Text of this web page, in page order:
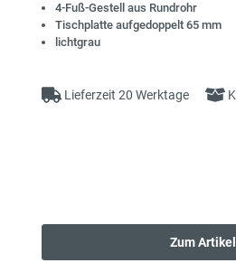
4-Fuß-Gestell aus Rundrohr
Tischplatte aufgedoppelt 65 mm
lichtgrau
Lieferzeit 20 Werktage
Zum Artikel